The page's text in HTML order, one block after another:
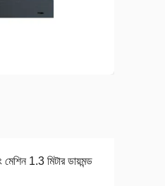
1.3 মিটার ডায়মন্ড